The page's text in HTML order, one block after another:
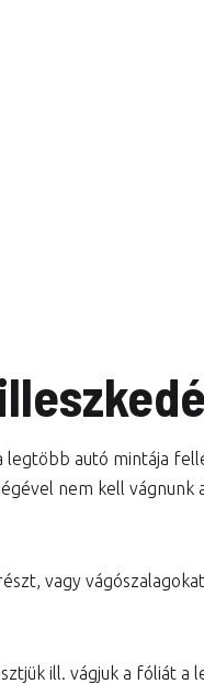
autó mintája
nem kell
vagy
ill. vágjuk a fóliát a